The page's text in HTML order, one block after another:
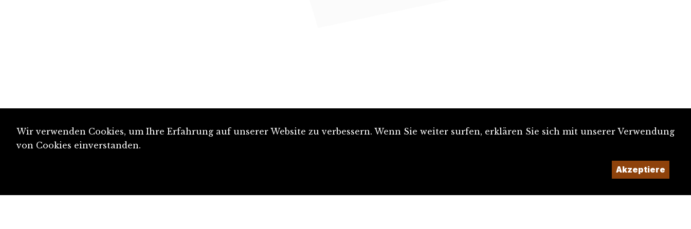
Wir verwenden Cookies, um Ihre Erfahrung auf unserer Website zu verbessern. Wenn Sie weiter surfen, erklären Sie sich mit unserer Verwendung
von Cookies einverstanden.
Akzeptiere